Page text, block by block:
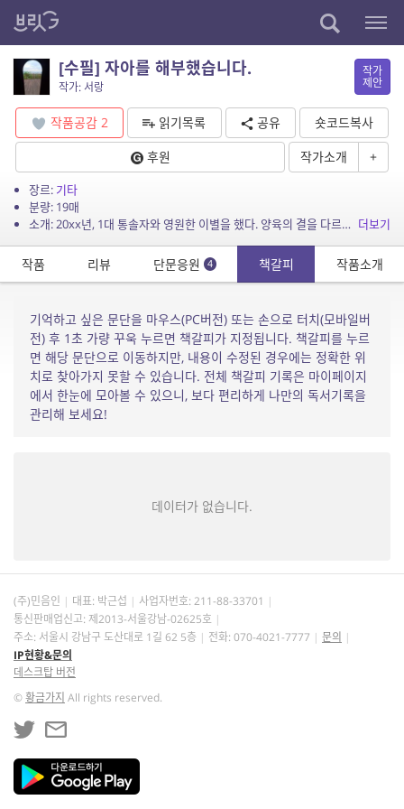
[수필] 자아를 해부했습니다.
작가: 서랑
작가
제안
작품공감 2 읽기목록 공유
숏코드복사
후원
작가소개 +
장르: 기타
분량: 19매
소개: 20xx년, 1대 통솔자와 영원한 이별을 했다. 양육의 결을 다르게 한 원인 제공자, 전(前) 주 양육자는 2대 통솔자의 권력을 방패로 삼아 ‘서랑’을 지배하... 더보기
작품 리뷰 단문응원 4 책갈피 작품소개
기억하고 싶은 문단을 마우스(PC버전) 또는 손으로 터치(모바일버
전) 후 1초 가량 꾸욱 누르면 책갈피가 지정됩니다. 책갈피를 누르
면 해당 문단으로 이동하지만, 내용이 수정된 경우에는 정확한 위
치로 찾아가지 못할 수 있습니다. 전체 책갈피 기록은 마이페이지
에서 한눈에 모아볼 수 있으니, 보다 편리하게 나만의 독서기록을
관리해 보세요!
데이터가 없습니다.
(주)민음인 대표: 박근섭 사업자번호: 211-88-33701
통신판매업신고: 제2013-서울강남-02625호
주소: 서울시 강남구 도산대로 1길 62 5층
전화: 070-4021-7777
문의
IP현황&문의
데스크탑 버전
©황금가지 All rights reserved.